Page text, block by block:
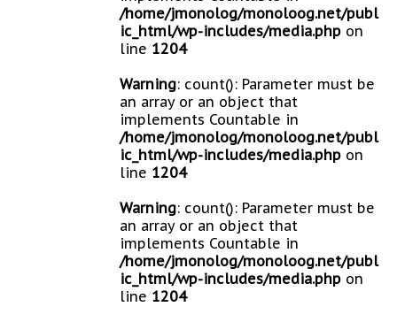
/home/jmonolog/monoloog.net/publ
ic_html/wp-includes/media.php on
line 1204
Warning: count(): Parameter must be
an array or an object that
implements Countable in
/home/jmonolog/monoloog.net/publ
ic_html/wp-includes/media.php on
line 1204
Warning: count(): Parameter must be
an array or an object that
implements Countable in
/home/jmonolog/monoloog.net/publ
ic_html/wp-includes/media.php on
line 1204